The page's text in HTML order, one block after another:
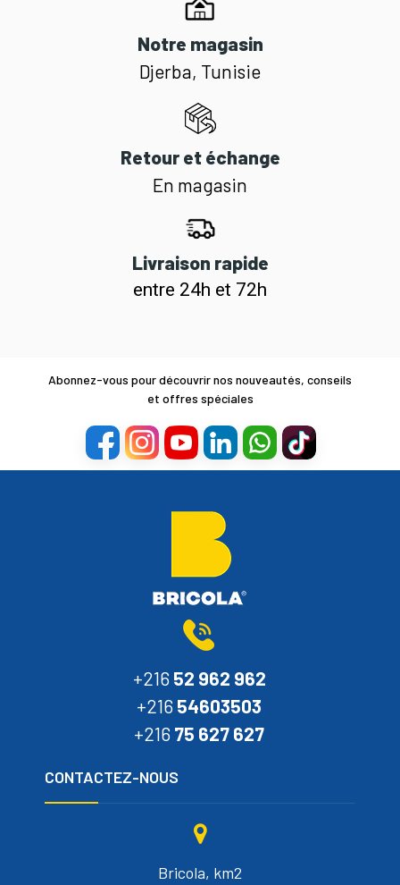
Notre magasin
Djerba, Tunisie
Retour et échange
En magasin
Livraison rapide
entre 24h et 72h
Abonnez-vous pour découvrir nos nouveautés, conseils
et offres spéciales
+216 52 962 962
+216 54603503
+216 75 627 627
CONTACTEZ-NOUS
Bricola, km2